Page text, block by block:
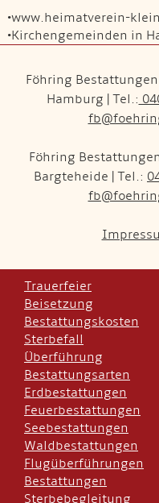
•www.heimatverein-
•Kirchengemeinden in
Föhring
Hamburg | Tel.:
Föhring
Bargteheide | Tel.:
Trauerfeier
Beisetzung
Bestattungskosten
Sterbefall
Überführung
Bestattungsarten
Erdbestattungen
Feuerbestattungen
Seebestattungen
Waldbestattungen
Flugüberführungen
Bestattungen
Sterbebegleitung